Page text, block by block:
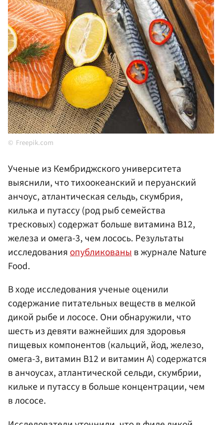
Freepik.com
Ученые из Кембриджского университета
выяснили, что тихоокеанский и перуанский
анчоус, атлантическая сельдь, скумбрия,
килька и путассу (род рыб семейства
тресковых) содержат больше витамина В12,
железа и омега-3, чем лосось. Результаты
исследованияопубликованыв журнале Nature
Food.
В ходе исследования ученые оценили
содержание питательных веществ в мелкой
дикой рыбе и лососе. Они обнаружили, что
шесть из девяти важнейших для здоровья
пищевых компонентов (кальций, йод, железо,
омега-3, витамин В12 и витамин А) содержатся
в анчоусах, атлантической сельди, скумбрии,
кильке и путассу в больше концентрации, чем
в лососе.